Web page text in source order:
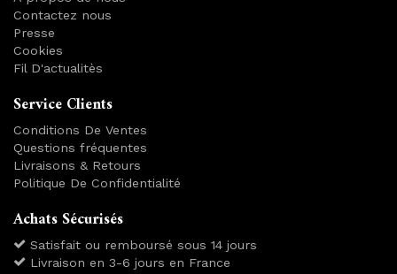
Contactez nous
Presse
Cookies
Fil D'actualitès
Service Clients
Conditions De Ventes
Questions fréquentes
Livraisons & Retours
Politique De Confidentialité
Achats Sécurisés
Satisfait ou remboursé sous 14 jours
Livraison en 3-6 jours en France